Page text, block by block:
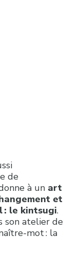
de
à un art
et
: le kintsugi.
son atelier de
mot : la